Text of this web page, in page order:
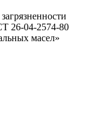
26-04-2574-80
масел»